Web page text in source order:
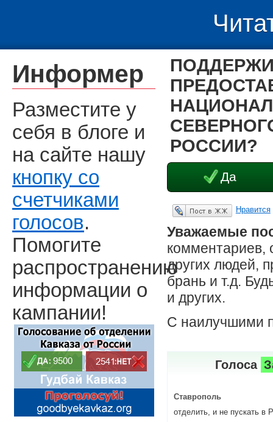
РОССИИ?
Да
Опубликовать в ЖЖ Нравится
Уважаемые
комментариев,
других людей,
брань и т.д.
и других.
С наилучшими
Голоса
Ставрополь
отделить, и не пускать в
Информер
Разместите у
себя в блоге и
на сайте нашу
кнопку со
счетчиками
голосов.
Помогите
распространению
информации о
кампании!